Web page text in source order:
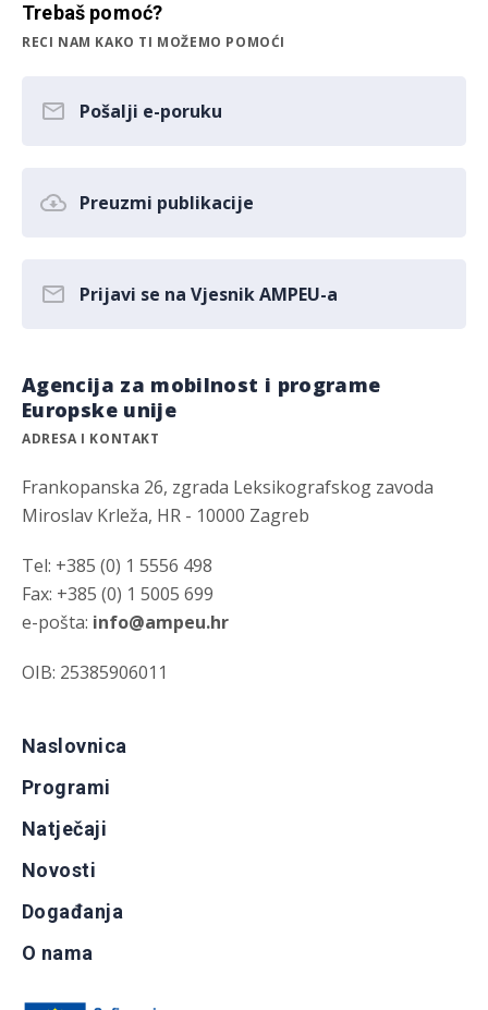
Trebaš pomoć?
RECI NAM KAKO TI MOŽEMO POMOĆI
Pošalji e-poruku
Preuzmi publikacije
Prijavi se na Vjesnik AMPEU-a
Agencija za mobilnost i programe
Europske unije
ADRESA I KONTAKT
Frankopanska 26, zgrada Leksikografskog zavoda
Miroslav Krleža, HR - 10000 Zagreb
Tel: +385 (0) 1 5556 498
Fax: +385 (0) 1 5005 699
e-pošta: info@ampeu.hr
OIB: 25385906011
Naslovnica
Programi
Natječaji
Novosti
Događanja
O nama